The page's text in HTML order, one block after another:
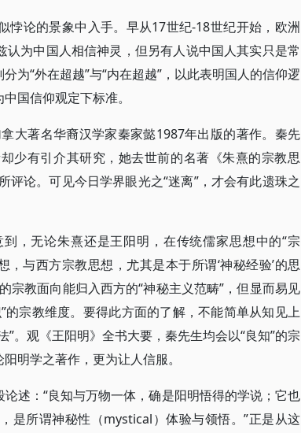
悖论的景象中入手。早从17世纪-18世纪开始，欧洲
为中国人相信神灵，但另有人说中国人其实只是常
为“外在超越”与“内在超越”，以此表明国人的信仰逻
国信仰观定下标准。
大著名华裔汉学家秦家懿1987年出版的著作。秦先
少有引介其研究，她去世前的名著《朱熹的宗教思
论。可见今日学界眼光之“迷离”，才会有此遗珠之
，无论朱熹还是王阳明，在传统儒家思想中的“宗
与西方宗教思想，尤其是本于所谓‘神秘经验’的思
宗教面向能归入西方的“神秘主义范畴”，但显而易见
宗教维度。要得此方面的了解，不能简单从知见上
。观《王阳明》全书大要，秦先生均会以“良知”的宗
明学之著作，更为让人信服。
述：“良知与万物一体，确是阳明悟得的学说；它也
是所谓神秘性（mystical）体验与领悟。”正是从这